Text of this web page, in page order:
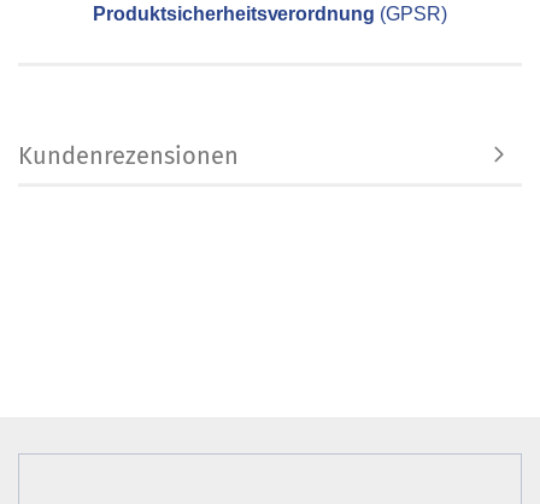
Produktsicherheitsverordnung (GPSR)
Kundenrezensionen